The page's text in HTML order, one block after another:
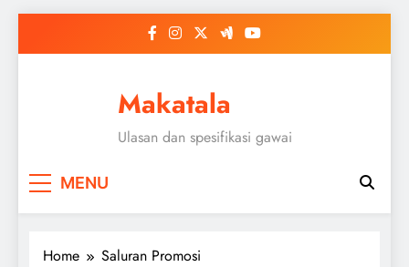
Makatala
Ulasan dan spesifikasi gawai
MENU
Home Saluran Promosi